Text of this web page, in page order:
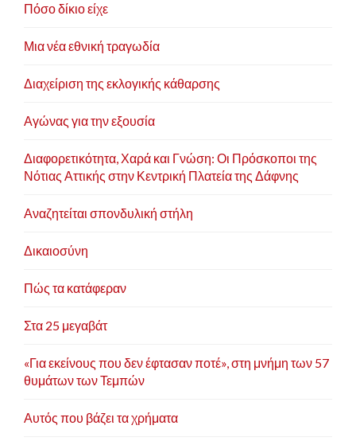
Πόσο δίκιο είχε
Μια νέα εθνική τραγωδία
Διαχείριση της εκλογικής κάθαρσης
Αγώνας για την εξουσία
Διαφορετικότητα, Χαρά και Γνώση: Οι Πρόσκοποι της
Νότιας Αττικής στην Κεντρική Πλατεία της Δάφνης
Αναζητείται σπονδυλική στήλη
Δικαιοσύνη
Πώς τα κατάφεραν
Στα 25 μεγαβάτ
«Για εκείνους που δεν έφτασαν ποτέ», στη μνήμη των 57
θυμάτων των Τεμπών
Αυτός που βάζει τα χρήματα